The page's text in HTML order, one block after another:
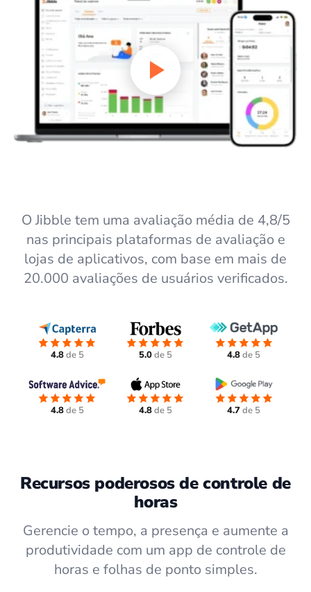
O Jibble tem uma avaliação média de 4,8/5
nas principais plataformas de avaliação e
lojas de aplicativos, com base em mais de
20.000 avaliações de usuários verificados.
4.8de 5 5.0de 5 4.8de 5
4.8de 5 4.8de 5 4.7de 5
Recursos poderosos de controle de
horas
Gerencie o tempo, a presença e aumente a
produtividade com um app de controle de
horas e folhas de ponto simples.